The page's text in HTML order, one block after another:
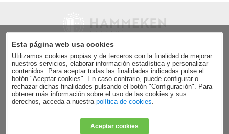
Send
Accept thedata privacy policy.
Esta página web usa cookies
Utilizamos cookies propias y de terceros con la finalidad de mejorar
nuestros servicios, elaborar información estadística y personalizar
contenidos. Para aceptar todas las finalidades indicadas pulse el
botón "Aceptar cookies". En caso contrario, puede configurar o
rechazar dichas finalidades pulsando el botón "Configuración". Para
obtener más información sobre el uso de las cookies y sus
derechos, acceda a nuestra política de cookies.
Aceptar cookies